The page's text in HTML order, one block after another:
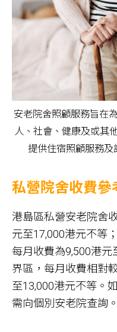
安老院舍照顧服務旨在
人、社會、健康及或其
提供住宿照顧服務及
私營院舍收費參
港島區私營安老院舍
元至17,000港元不等
每月收費為9,500港
界區，每月收費相對
至13,000港元不等。
需向個別安老院查詢。